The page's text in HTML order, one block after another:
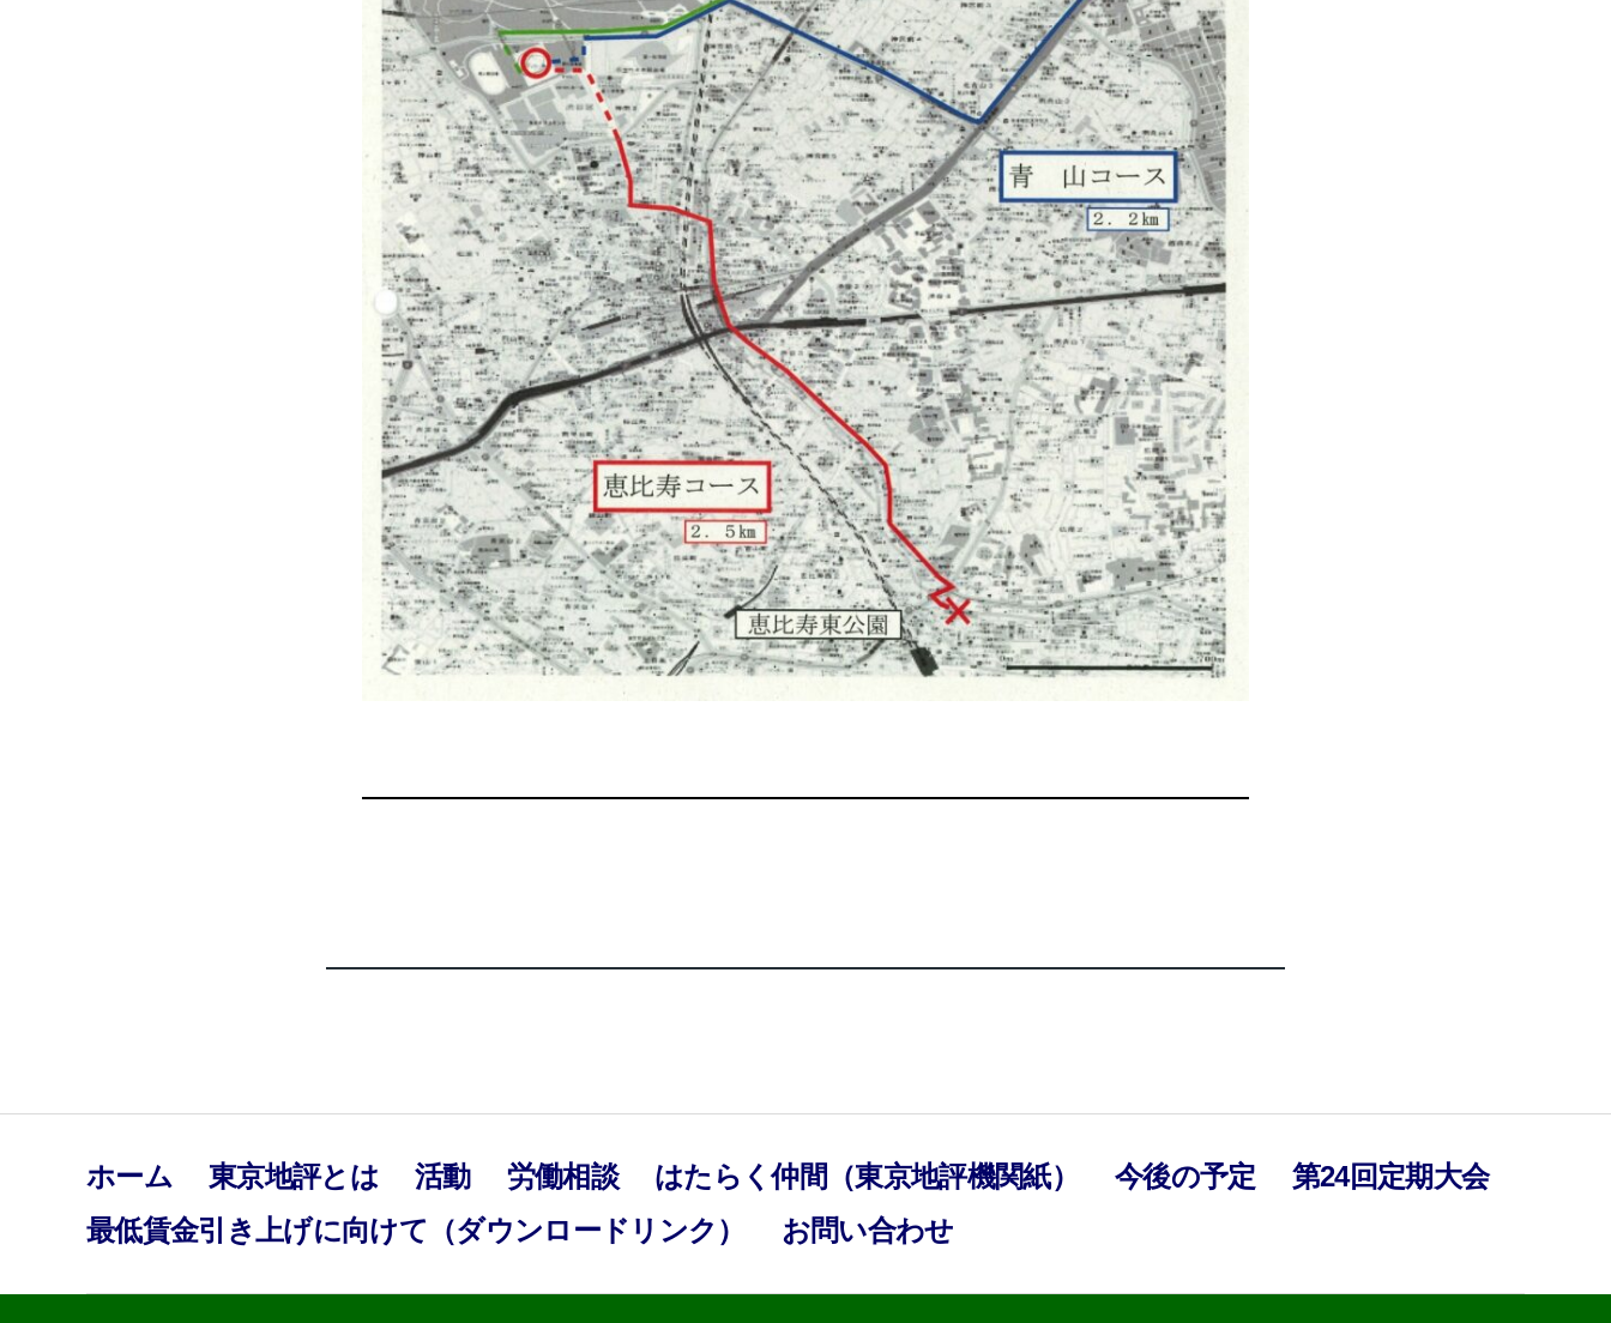
ホーム 東京地評とは 活動 労働相談 はたらく仲間（東京地評機関紙） 今後の予定
第24回定期大会
最低賃金引き上げに向けて（ダウンロードリンク）
お問い合わせ